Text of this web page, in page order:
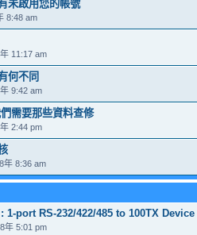
未啟用您的帳號
8:48 am
11:17 am
何不同
9:42 am
需要那些資料查修
2:44 pm
年 8:36 am
1-port RS-232/422/485 to 100TX
年 5:01 pm